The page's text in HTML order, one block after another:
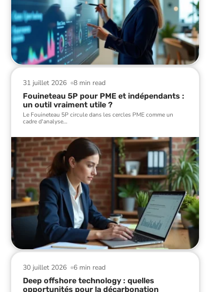
8 min read
31 juillet 2026
Fouineteau 5P pour PME et indépendants :
un outil vraiment utile ?
Le Fouineteau 5P circule dans les cercles PME comme un
cadre d'analyse…
6 min read
30 juillet 2026
Deep offshore technology : quelles
opportunités pour la décarbonation